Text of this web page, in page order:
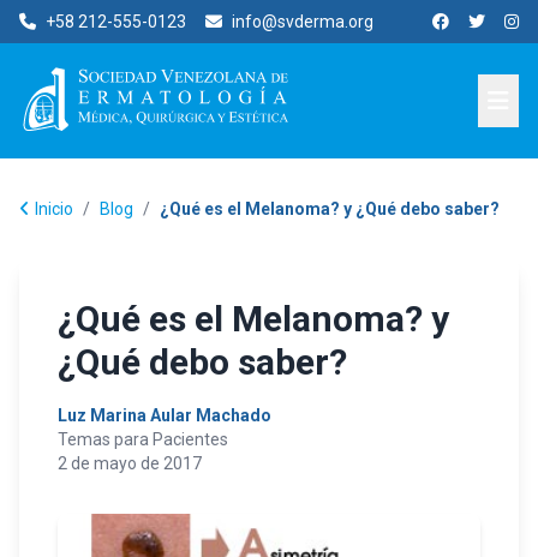
+58 212-555-0123 info@svderma.org
Inicio / Blog / ¿Qué es el Melanoma? y ¿Qué debo saber?
¿Qué es el Melanoma? y
¿Qué debo saber?
Luz Marina Aular Machado
Temas para Pacientes
2 de mayo de 2017